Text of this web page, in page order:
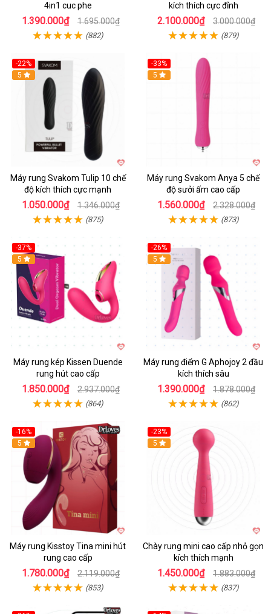
4in1 cuc phe
1.390.000₫ 1.695.000₫
(882)
kích thích cực đỉnh
2.100.000₫ 3.000.000₫
(879)
-22%
Hot
5
Máy rung Svakom Tulip 10 chế
độ kích thích cực mạnh
1.050.000₫ 1.346.000₫
(875)
-33%
Hot
5
Máy rung Svakom Anya 5 chế
độ sưởi ấm cao cấp
1.560.000₫ 2.328.000₫
(873)
-37%
Hot
5
Máy rung kép Kissen Duende
rung hút cao cấp
1.850.000₫ 2.937.000₫
(864)
-26%
Hot
5
Máy rung điểm G Aphojoy 2 đầu
kích thích sâu
1.390.000₫ 1.878.000₫
(862)
-16%
Hot
5
Máy rung Kisstoy Tina mini hút
rung cao cấp
1.780.000₫ 2.119.000₫
(853)
-23%
Hot
5
Chày rung mini cao cấp nhỏ gọn
kích thích mạnh
1.450.000₫ 1.883.000₫
(837)